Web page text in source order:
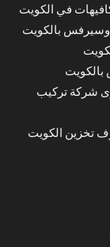
في الكويت
وسيرفس بالكويت
شركة تركيب
تخزين الكويت